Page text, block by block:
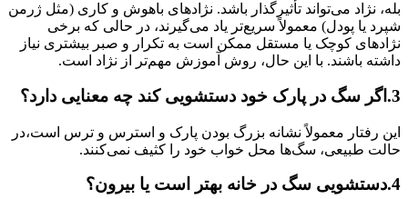
بله، نژاد می‌تواند تأثیرگذار باشد. نژادهای باهوش و کاری (مثل ژرمن
شپرد یا پودل) معمولاً سریع‌تر یاد می‌گیرند، در حالی که برخی
نژادهای کوچک یا مستقل ممکن است به تکرار و صبر بیشتری نیاز
داشته باشند. با این حال، روش آموزش مهم‌تر از نژاد است.
3.اگر سگ در پارک خود دستشویی کند چه معنایی دارد؟
این رفتار معمولاً نشانه بزرگ بودن پارک و استرس و ترس است،در
حالت طبیعی، سگ‌ها محل خواب خود را کثیف نمی‌کنند.
4.دستشویی سگ در خانه بهتر است یا بیرون؟